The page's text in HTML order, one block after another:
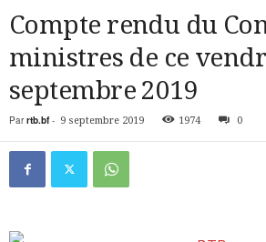
Compte rendu du
ministres de ce
septembre 2019
Par rtb.bf- 9 septembre 2019 1974 0